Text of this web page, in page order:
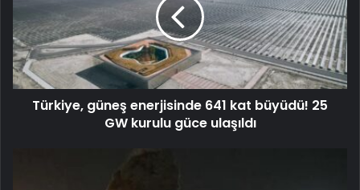
Türkiye, güneş enerjisinde 641 kat büyüdü! 25
GW kurulu güce ulaşıldı